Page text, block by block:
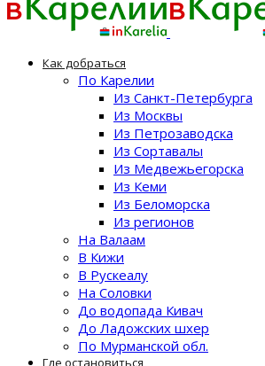
Как добраться
По Карелии
Из Санкт-Петербурга
Из Москвы
Из Петрозаводска
Из Сортавалы
Из Медвежьегорска
Из Кеми
Из Беломорска
Из регионов
На Валаам
В Кижи
В Рускеалу
На Соловки
До водопада Кивач
До Ладожских шхер
По Мурманской обл.
Где остановиться